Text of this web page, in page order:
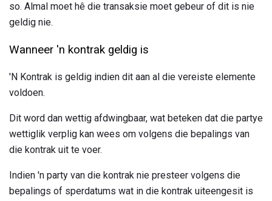
so. Almal moet hê die transaksie moet gebeur of dit is nie
geldig nie.
Wanneer 'n kontrak geldig is
'N Kontrak is geldig indien dit aan al die vereiste elemente
voldoen.
Dit word dan wettig afdwingbaar, wat beteken dat die partye
wettiglik verplig kan wees om volgens die bepalings van
die kontrak uit te voer.
Indien 'n party van die kontrak nie presteer volgens die
bepalings of sperdatums wat in die kontrak uiteengesit is